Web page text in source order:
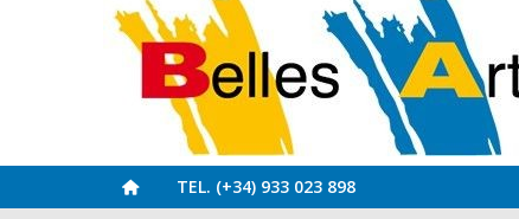
TEL. (+34) 933 023 898